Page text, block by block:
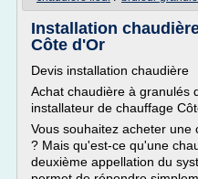
Installation
Côte d'Or
Devis installation chaudière
Achat chaudière à granulés
installateur de chauffage
Vous souhaitez acheter
? Mais qu'est-ce qu'une
deuxième appellation du